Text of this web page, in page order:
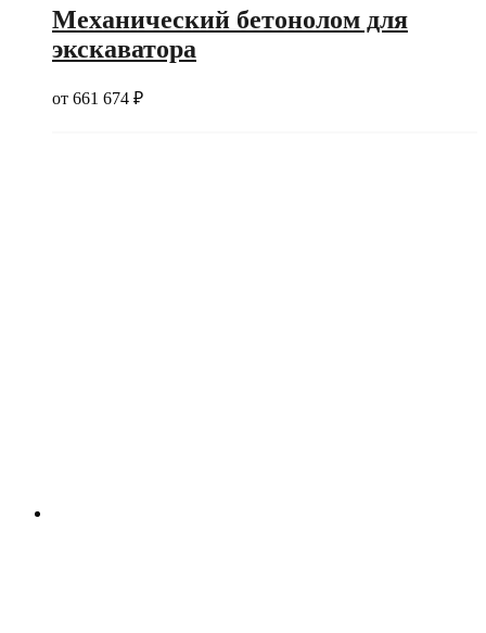
Механический бетонолом для
экскаватора
от 661 674 ₽